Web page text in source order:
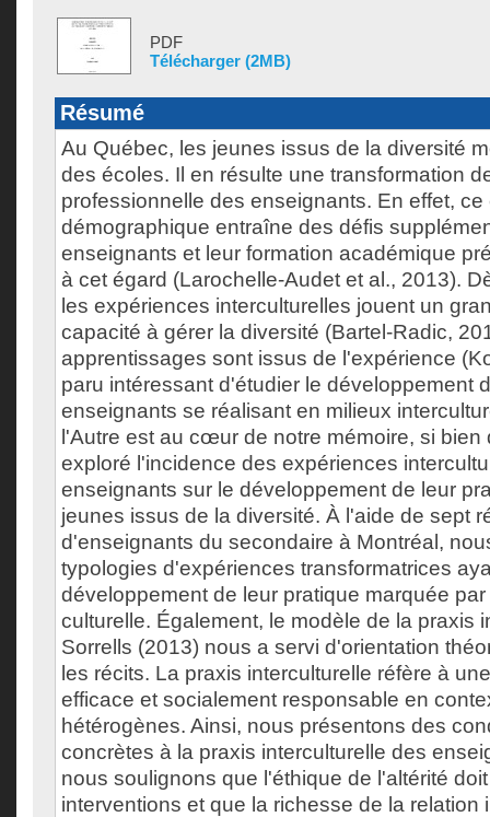
PDF
Télécharger (2MB)
Résumé
Au Québec, les jeunes issus de la diversité
des écoles. Il en résulte une transformation
professionnelle des enseignants. En effet,
démographique entraîne des défis
enseignants et leur formation académique
à cet égard (Larochelle-Audet et al., 2013).
les expériences interculturelles jouent un
capacité à gérer la diversité (Bartel-Radic,
apprentissages sont issus de l'expérience
paru intéressant d'étudier le développement
enseignants se réalisant en milieux
l'Autre est au cœur de notre mémoire, si
exploré l'incidence des expériences
enseignants sur le développement de leur
jeunes issus de la diversité. À l'aide de sept
d'enseignants du secondaire à Montréal,
typologies d'expériences transformatrices
développement de leur pratique marquée
culturelle. Également, le modèle de la praxis
Sorrells (2013) nous a servi d'orientation
les récits. La praxis interculturelle réfère à
efficace et socialement responsable en
hétérogènes. Ainsi, nous présentons des
concrètes à la praxis interculturelle des
nous soulignons que l'éthique de l'altérité
interventions et que la richesse de la relation